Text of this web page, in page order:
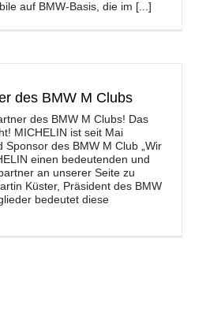
auf BMW-Basis, die im [...]
des BMW M Clubs
des BMW M Clubs! Das
MICHELIN ist seit Mai
Sponsor des BMW M Club „Wir
einen bedeutenden und
an unserer Seite zu
Küster, Präsident des BMW
bedeutet diese